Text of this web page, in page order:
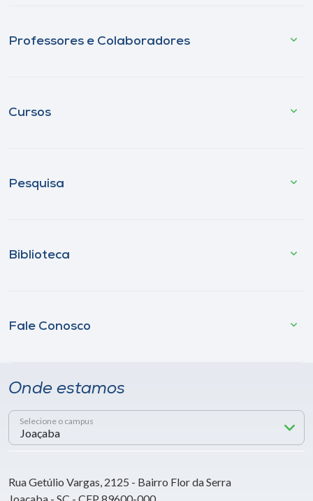
Professores e Colaboradores
Cursos
Pesquisa
Biblioteca
Fale Conosco
Onde estamos
Selecione o campus
Rua Getúlio Vargas, 2125 - Bairro Flor da Serra